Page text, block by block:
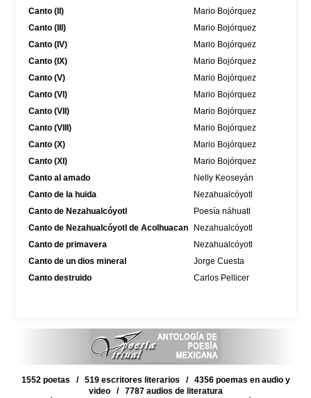
Canto (II)
Mario Bojórquez
Canto (III)
Mario Bojórquez
Canto (IV)
Mario Bojórquez
Canto (IX)
Mario Bojórquez
Canto (V)
Mario Bojórquez
Canto (VI)
Mario Bojórquez
Canto (VII)
Mario Bojórquez
Canto (VIII)
Mario Bojórquez
Canto (X)
Mario Bojórquez
Canto (XI)
Mario Bojórquez
Canto al amado
Nelly Keoseyán
Canto de la huida
Nezahualcóyotl
Canto de Nezahualcóyotl
Poesía náhuatl
Canto de Nezahualcóyotl de Acolhuacan
Nezahualcóyotl
Canto de primavera
Nezahualcóyotl
Canto de un dios mineral
Jorge Cuesta
Canto destruido
Carlos Pellicer
1552 poetas / 519 escritores literarios / 4356 poemas en audio y
video / 7787 audios de literatura